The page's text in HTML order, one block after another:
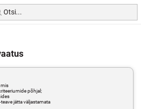
mis
põhjal;
jätta väljastamata